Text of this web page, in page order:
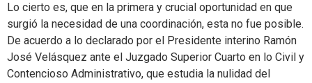
Lo cierto es, que en la primera y crucial oportunidad en que
surgió la necesidad de una coordinación, esta no fue posible.
De acuerdo a lo declarado por el Presidente interino Ramón
José Velásquez ante el Juzgado Superior Cuarto en lo Civil y
Contencioso Administrativo, que estudia la nulidad del